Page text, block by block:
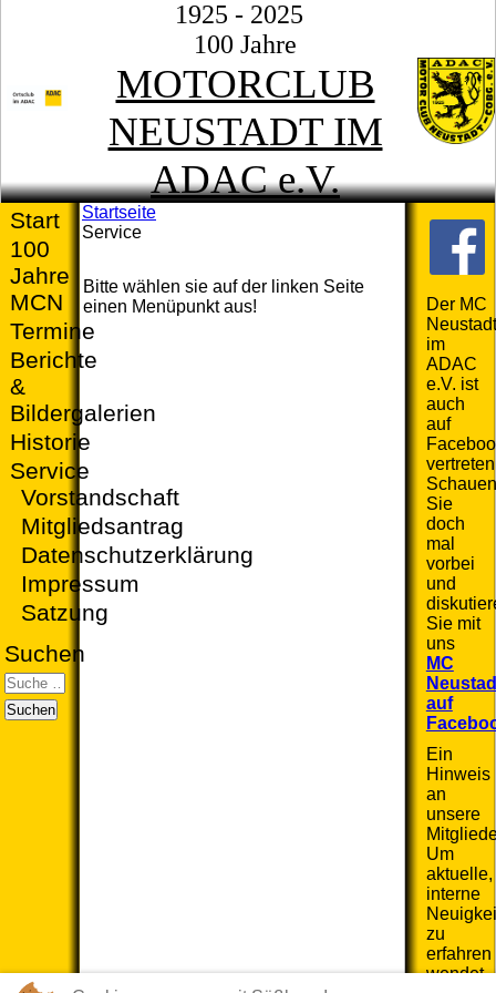
1925 - 2025
100 Jahre
MOTORCLUB
NEUSTADT IM
ADAC e.V.
Start
100
Jahre
MCN
Termine
Berichte
&
Bildergalerien
Historie
Service
Vorstandschaft
Mitgliedsantrag
Datenschutzerklärung
Impressum
Satzung
Suchen
Suchen
Startseite
Service
Bitte wählen sie auf der linken Seite
einen Menüpunkt aus!
Der MC
Neustadt
im
ADAC
e.V. ist
auch
auf
Schauen
Sie
doch
mal
vorbei
und
Sie mit
uns
MC
auf
Ein
Hinweis
an
unsere
Um
aktuelle,
interne
zu
erfahren
wendet